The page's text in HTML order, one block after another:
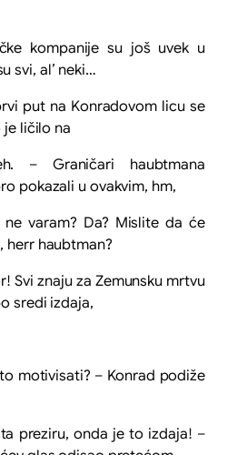
kompanije su još uvek u
svi, al’ neki…
put na Konradovom licu se
ličilo na
– Graničari haubtmana
pokazali u ovakvim, hm,
varam? Da? Mislite da će
herrhaubtman?
Svi znaju za Zemunsku mrtvu
sredi izdaja,
motivisati? – Konrad podiže
preziru, onda je to izdaja! –